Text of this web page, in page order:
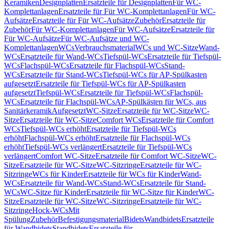
KeramikenDesignplattenErsatzteile für DesignplattenFür WC-
KomplettanlagenErsatzteile für Für WC-KomplettanlagenFür WC-
AufsätzeErsatzteile für Für WC-AufsätzeZubehörErsatzteile für
ZubehörFür WC-KomplettanlagenFür WC-AufsätzeErsatzteile für
Für WC-AufsätzeFür WC-Aufsätze und WC-
KomplettanlagenWCsVerbrauchsmaterialWCs und WC-SitzeWand-
WCsErsatzteile für Wand-WCsTiefspül-WCsErsatzteile für Tiefspül-
WCsFlachspül-WCsErsatzteile für Flachspül-WCsStand-
WCsErsatzteile für Stand-WCsTiefspül-WCs für AP-Spülkasten
aufgesetztErsatzteile für Tiefspül-WCs für AP-Spülkasten
aufgesetztTiefspül-WCsErsatzteile für Tiefspül-WCsFlachspül-
WCsErsatzteile für Flachspül-WCsAP-Spülkästen für WCs, aus
SanitärkeramikAufgesetztWC-SitzeErsatzteile für WC-SitzeWC-
SitzeErsatzteile für WC-SitzeComfort WCsErsatzteile für Comfort
WCsTiefspül-WCs erhöhtErsatzteile für Tiefspül-WCs
erhöhtFlachspül-WCs erhöhtErsatzteile für Flachspül-WCs
erhöhtTiefspül-WCs verlängertErsatzteile für Tiefspül-WCs
verlängertComfort WC-SitzeErsatzteile für Comfort WC-SitzeWC-
SitzeErsatzteile für WC-SitzeWC-SitzringeErsatzteile für WC-
SitzringeWCs für KinderErsatzteile für WCs für KinderWand-
WCsErsatzteile für Wand-WCsStand-WCsErsatzteile für Stand-
WCsWC-Sitze für KinderErsatzteile für WC-Sitze für KinderWC-
SitzeErsatzteile für WC-SitzeWC-SitzringeErsatzteile für WC-
SitzringeHock-WCsMit
SpülungZubehörBefestigungsmaterialBidetsWandbidetsErsatzteile